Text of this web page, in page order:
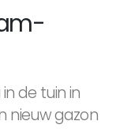
de tuin in
nieuw gazon